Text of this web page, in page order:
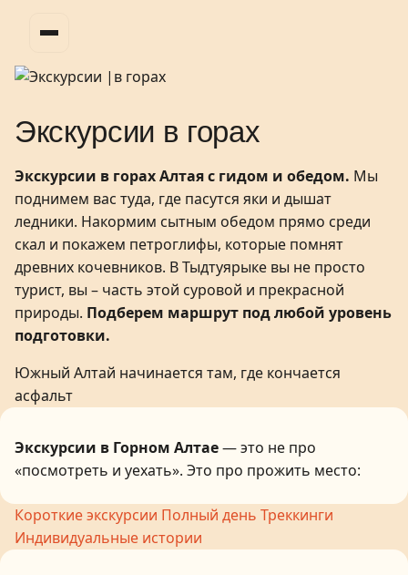
Экскурсии в горах
Экскурсии в горах Алтая с гидом и обедом. Мы
поднимем вас туда, где пасутся яки и дышат
ледники. Накормим сытным обедом прямо среди
скал и покажем петроглифы, которые помнят
древних кочевников. В Тыдтуярыке вы не просто
турист, вы – часть этой суровой и прекрасной
природы. Подберем маршрут под любой уровень
подготовки.
Южный Алтай начинается там, где кончается
асфальт
Экскурсии в Горном Алтае— это не про
«посмотреть и уехать». Это про прожить место:
и почувствовать, как меняется ритм внутри.
Мы проводим экскурсии в разных форматах:
Короткие экскурсии Полный день Треккинги
Индивидуальные истории